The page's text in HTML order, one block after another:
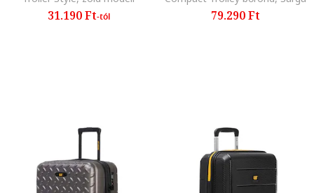
31.190 Ft-tól 79.290 Ft